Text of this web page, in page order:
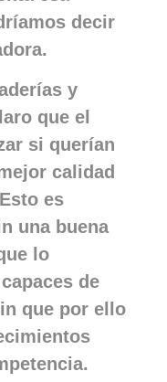
decir
y
que el
si querían
calidad
es
una buena
lo
de
que por ello